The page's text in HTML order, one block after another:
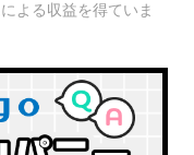
よる収益を得ていま